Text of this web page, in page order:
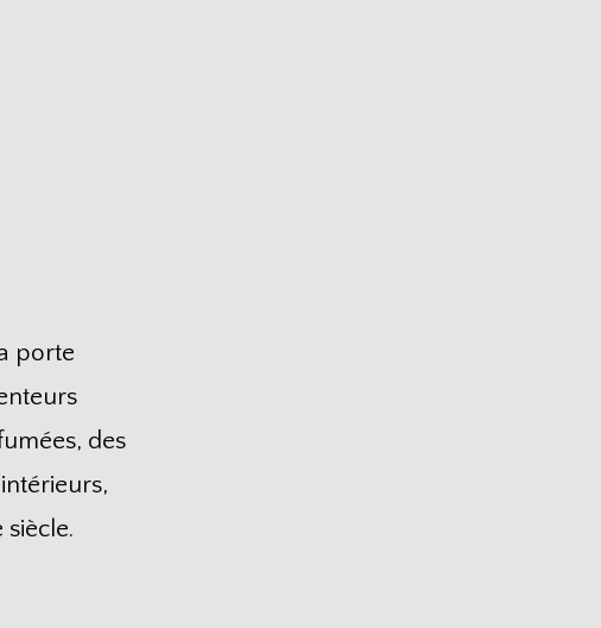
porte
des